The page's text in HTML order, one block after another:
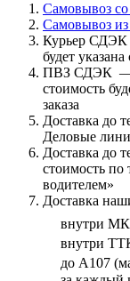
Самовывоз
Самовывоз
Курьер СДЭК
будет
ПВЗ СДЭК —
стоимость
заказа
Доставка до
Деловые
Доставка до
стоимость
водителем»
Доставка
внутри
внутри
до А107